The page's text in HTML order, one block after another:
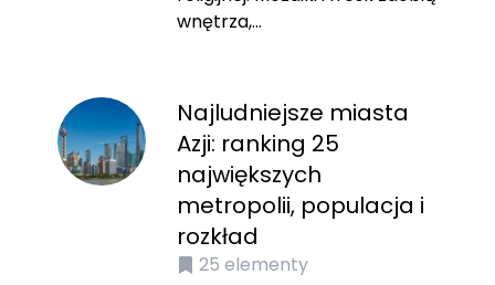
wnętrza,...
Najludniejsze miasta
Azji: ranking 25
największych
metropolii, populacja i
rozkład
25 elementy